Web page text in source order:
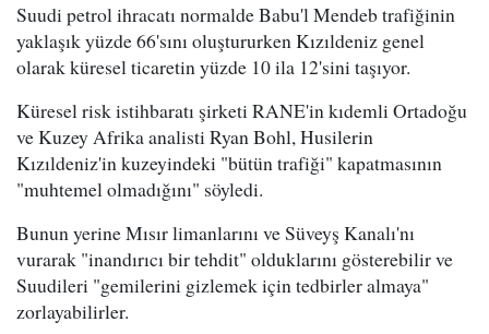
Suudi petrol ihracatı normalde Babu'l Mendeb trafiğinin
yaklaşık yüzde 66'sını oluştururken Kızıldeniz genel
olarak küresel ticaretin yüzde 10 ila 12'sini taşıyor.
Küresel risk istihbaratı şirketi RANE'in kıdemli Ortadoğu
ve Kuzey Afrika analisti Ryan Bohl, Husilerin
Kızıldeniz'in kuzeyindeki "bütün trafiği" kapatmasının
"muhtemel olmadığını" söyledi.
Bunun yerine Mısır limanlarını ve Süveyş Kanalı'nı
vurarak "inandırıcı bir tehdit" olduklarını gösterebilir ve
Suudileri "gemilerini gizlemek için tedbirler almaya"
zorlayabilirler.